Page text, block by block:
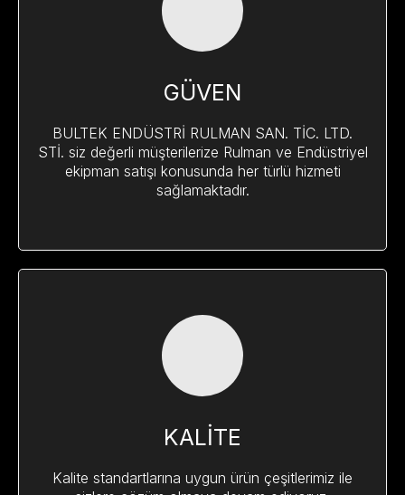
GÜVEN
BULTEK ENDÜSTRİ RULMAN SAN. TİC. LTD.
STİ. siz değerli müşterilerize Rulman ve Endüstriyel
ekipman satışı konusunda her türlü hizmeti
sağlamaktadır.
KALİTE
Kalite standartlarına uygun ürün çeşitlerimiz ile